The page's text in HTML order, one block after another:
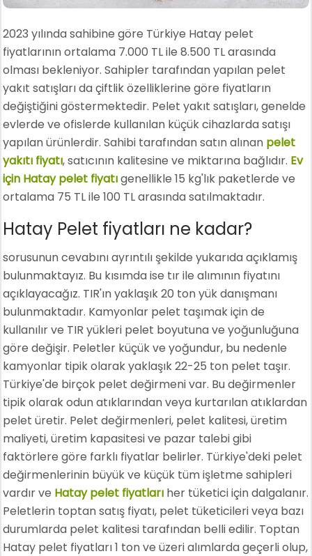
2023 yılında sahibine göre Türkiye Hatay pelet
fiyatlarının ortalama 7.000 TL ile 8.500 TL arasında
olması bekleniyor. Sahipler tarafından yapılan pelet
yakıt satışları da çiftlik özelliklerine göre fiyatların
değiştiğini göstermektedir. Pelet yakıt satışları, genelde
evlerde ve ofislerde kullanılan küçük cihazlarda satışı
yapılan ürünlerdir. Sahibi tarafından satın alınan pelet
yakıtı fiyatı, satıcının kalitesine ve miktarına bağlıdır. Ev
için Hatay pelet fiyatıgenellikle 15 kg'lık paketlerde ve
ortalama 75 TL ile 100 TL arasında satılmaktadır.
Hatay Pelet fiyatları ne kadar?
sorusunun cevabını ayrıntılı şekilde yukarıda açıklamış
bulunmaktayız. Bu kısımda ise tır ile alımının fiyatını
açıklayacağız. TIR'ın yaklaşık 20 ton yük danışmanı
bulunmaktadır. Kamyonlar pelet taşımak için de
kullanılır ve TIR yükleri pelet boyutuna ve yoğunluğuna
göre değişir. Peletler küçük ve yoğundur, bu nedenle
kamyonlar tipik olarak yaklaşık 22-25 ton pelet taşır.
Türkiye'de birçok pelet değirmeni var. Bu değirmenler
tipik olarak odun atıklarından veya kurtarılan atıklardan
pelet üretir. Pelet değirmenleri, pelet kalitesi, üretim
maliyeti, üretim kapasitesi ve pazar talebi gibi
faktörlere göre farklı fiyatlar belirler. Türkiye'deki pelet
değirmenlerinin büyük ve küçük tüm işletme sahipleri
vardır ve Hatay pelet fiyatları her tüketici için dalgalanır.
Peletlerin toptan satış fiyatı, pelet tüketicileri veya bazı
durumlarda pelet kalitesi tarafından belli edilir. Toptan
Hatay pelet fiyatları 1 ton ve üzeri alımlarda geçerli olup,